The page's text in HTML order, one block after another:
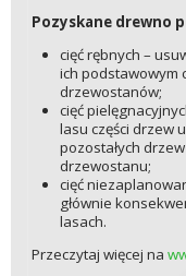
Pozyskane drewno
cięć rębnych –
ich podstawowym
drzewostanów;
cięć
lasu części drzew
pozostałych
drzewostanu;
cięć
głównie
lasach.
Przeczytaj więcej na